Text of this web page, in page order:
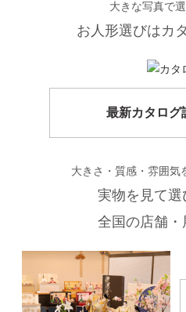
大きな写真で
お人形選びはカ
最新カタログ
大きさ・質感・雰囲気
実物を見て選
全国の店舗